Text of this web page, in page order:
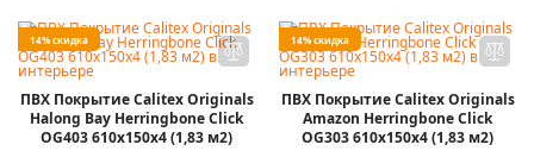
14% скидка
ПВХ Покрытие Calitex Originals
Halong Bay Herringbone Click
OG403 610x150x4 (1,83 м2)
14% скидка
ПВХ Покрытие Calitex Originals
Amazon Herringbone Click
OG303 610x150x4 (1,83 м2)